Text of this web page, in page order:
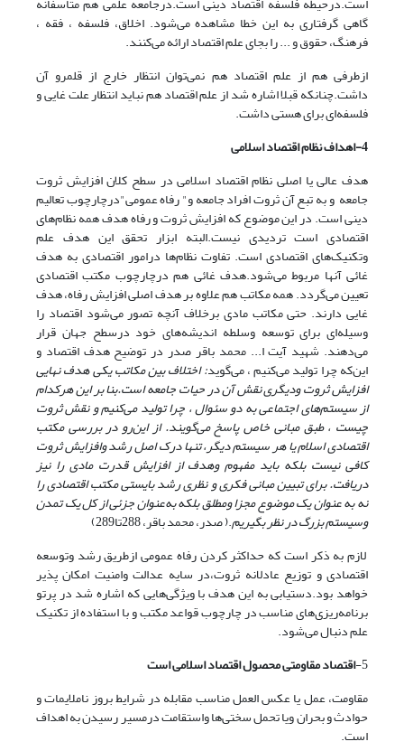
گاهی گرفتاری به این خطا مشاهده می‌شود. اخلاق، فلسفه ، فقه ،
فرهنگ، حقوق و ... را بجای علم اقتصاد ارائه می‌کنند.
ازطرفی هم از علم اقتصاد هم نمی‌توان انتظار خارج از قلمرو آن
داشت.چنانکه قبلا اشاره شد از علم اقتصاد هم نباید انتظار علت غایی و
فلسفه‌ای برای هستی داشت.
4-اهداف نظام اقتصاد اسلامی
هدف عالی یا اصلی نظام اقتصاد اسلامی در سطح کلان افزایش ثروت
جامعه و به تبع آن ثروت افراد جامعه و" رفاه عمومی"درچارچوب تعالیم
دینی است. در این موضوع که افزایش ثروت و رفاه هدف همه نظام‌های
اقتصادی است تردیدی نیست.البته ابزار تحقق این هدف علم
وتکنیک‌های اقتصادی است. تفاوت نظام‌ها درامور اقتصادی به هدف
غائی آنها مربوط می‌شود.هدف غائی هم درچارچوب مکتب اقتصادی
تعیین می‌گردد. همه مکاتب هم علاوه بر هدف اصلی افزایش رفاه، هدف
غایی دارند. حتی مکاتب مادی برخلاف آنچه تصور می‌شود اقتصاد را
وسیله‌ای برای توسعه وسلطه اندیشه‌های خود درسطح جهان قرار
می‌دهند. شهید آیت ا... محمد باقر صدر در توضیح هدف اقتصاد و
این‌که چرا تولید می‌کنیم ، می‌گوید: اختلاف بین مکاتب یکی هدف نهایی
افزایش ثروت ودیگری نقش آن در حیات جامعه است.بنا بر این هرکدام
از سیستم‌های اجتماعی به دو سئوال ، چرا تولید می‌کنیم و نقش ثروت
چیست ، طبق مبانی خاص پاسخ می‌گویند. از این‌رو در بررسی مکتب
اقتصادی اسلام یا هر سیستم دیگر، تنها درک اصل رشد وافزایش ثروت
کافی نیست بلکه باید مفهوم وهدف از افزایش قدرت مادی را نیز
دریافت. برای تبیین مبانی فکری و نظری رشد بایستی مکتب اقتصادی را
نه به عنوان یک موضوع مجزا ومطلق بلکه به‌عنوان جزئی از کل یک تمدن
وسیستم بزرگ در نظر بگیریم.( صدر، محمد باقر، 288تا289)
لازم به ذکر است که حداکثر کردن رفاه عمومی ازطریق رشد وتوسعه
اقتصادی و توزیع عادلانه ثروت،در سایه عدالت وامنیت امکان پذیر
خواهد بود.دستیابی به این هدف با ویژگی‌هایی که اشاره شد در پرتو
برنامه‌ریزی‌های مناسب در چارچوب قواعد مکتب و با استفاده از تکنیک
علم دنبال می‌شود.
5- اقتصاد مقاومتی محصول اقتصاد اسلامی است
مقاومت، عمل یا عکس العمل مناسب مقابله در شرایط بروز ناملایمات و
حوادث و بحران ویا تحمل سختی‌ها واستقامت درمسیر رسیدن به اهداف
است.